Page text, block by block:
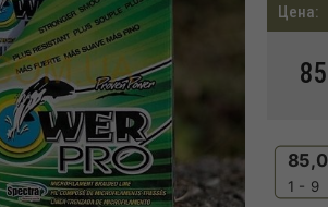
Цена:
1 - 9